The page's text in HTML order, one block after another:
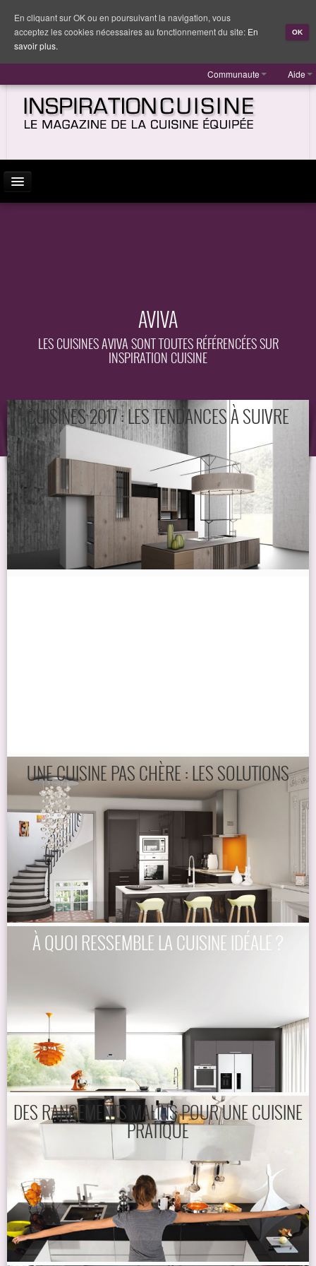
Communaute Aide
AVIVA
LES CUISINES AVIVA SONT TOUTES RÉFÉRENCÉES SUR
INSPIRATION CUISINE
CUISINES 2017 : LES TENDANCES À SUIVRE
UNE CUISINE PAS CHÈRE : LES SOLUTIONS
À QUOI RESSEMBLE LA CUISINE IDÉALE ?
DES RANGEMENTS MALINS POUR UNE CUISINE
PRATIQUE
En cliquant sur OK ou en poursuivant la navigation, vous
acceptez les cookies nécessaires au fonctionnement du site: En
savoir plus.
OK